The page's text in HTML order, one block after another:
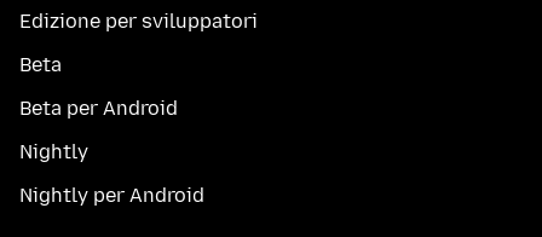
Edizione per sviluppatori
Beta
Beta per Android
Nightly
Nightly per Android